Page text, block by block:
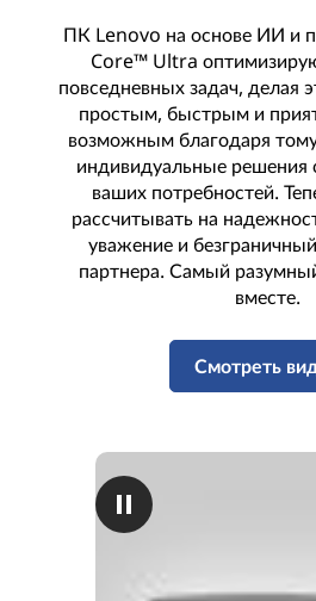
ПК Lenovo на основе ИИ и
Core™ Ultra
повседневных задач, делая
простым, быстрым и
возможным благодаря
индивидуальные решения
ваших потребностей.
рассчитывать на
уважение и
партнера. Самый
вместе.
Смотреть